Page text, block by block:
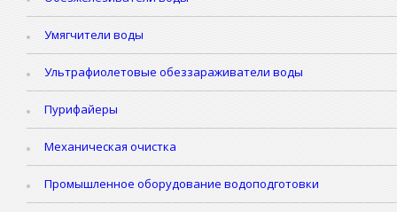
Умягчители воды
Ультрафиолетовые обеззараживатели воды
Пурифайеры
Механическая очистка
Промышленное оборудование водоподготовки